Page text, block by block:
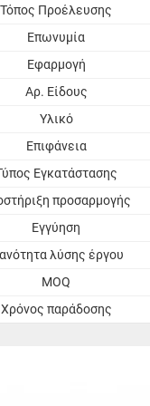
Τόπος Προέλευσης
Επωνυμία
Εφαρμογή
Αρ. Είδους
Υλικό
Επιφάνεια
Εγκατάστασης
προσαρμογής
Εγγύηση
λύσης έργου
MOQ
Χρόνος παράδοσης